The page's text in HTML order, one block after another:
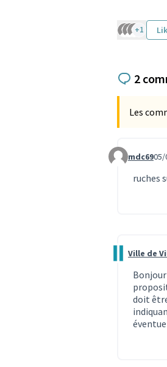
+1
2
Les
Commentaire
mdc6905/
ruches
Ville de
doit